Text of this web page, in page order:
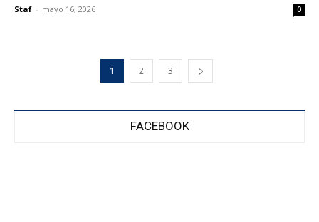
Staf - mayo 16, 2026 0
1 2 3
FACEBOOK